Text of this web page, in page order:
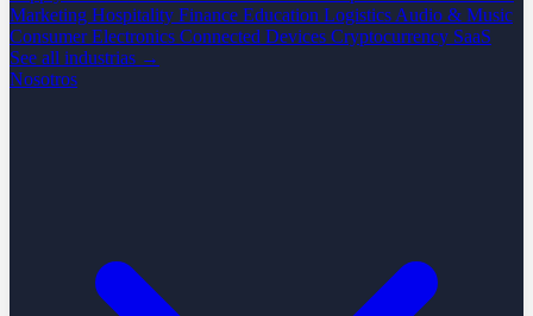
Marketing Hospitality Finance Education Logistics Audio & Music
Consumer Electronics Connected Devices Cryptocurrency SaaS
See all industrias →
Nosotros